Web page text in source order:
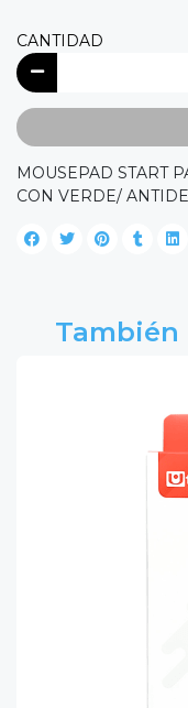
CANTIDAD
MOUSEPAD START
CON VERDE/
También